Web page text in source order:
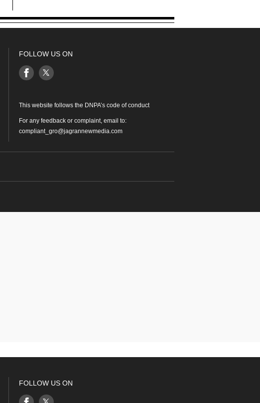
FOLLOW US ON
This website follows the DNPA’s code of conduct
For any feedback or complaint, email to:
compliant_gro@jagrannewmedia.com
FOLLOW US ON